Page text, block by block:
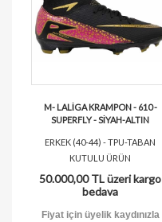
M- LALİGA KRAMPON - 610 -
SUPERFLY - SİYAH-ALTIN
ERKEK (40-44) - TPU-TABAN
KUTULU ÜRÜN
50.000,00 TL üzeri kargo
bedava
Fiyat için üyelik kaydınızla